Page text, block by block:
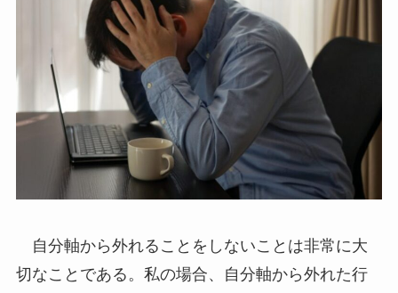
自分軸から外れることをしないことは非常に大
切なことである。私の場合、自分軸から外れた行